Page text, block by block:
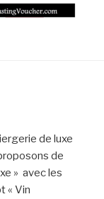
de luxe
de
» avec les
« Vin